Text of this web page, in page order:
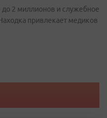
2 миллионов и служебное
привлекает медиков